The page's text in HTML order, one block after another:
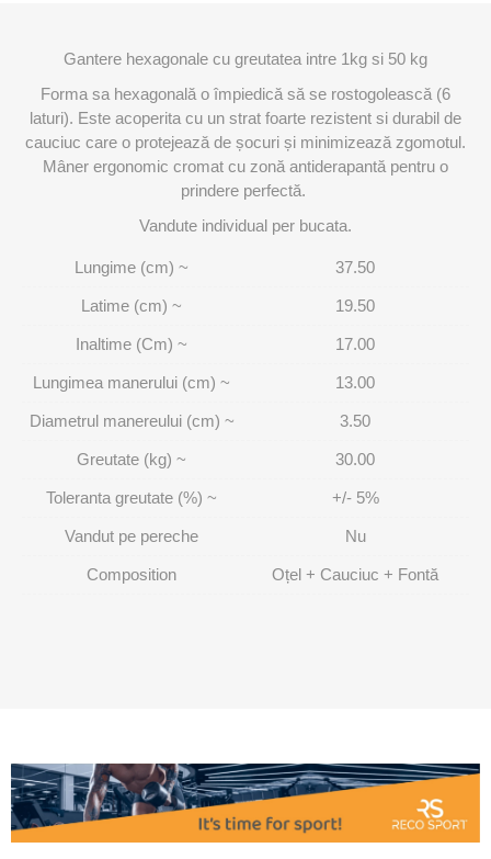
Gantere hexagonale cu greutatea intre 1kg si 50 kg
Forma sa hexagonală o împiedică să se rostogolească (6
laturi). Este acoperita cu un strat foarte rezistent si durabil de
cauciuc care o protejează de șocuri și minimizează zgomotul.
Mâner ergonomic cromat cu zonă antiderapantă pentru o
prindere perfectă.
Vandute individual per bucata.
Lungime (cm) ~ 37.50
Latime (cm) ~ 19.50
Inaltime (Cm) ~ 17.00
Lungimea manerului (cm) ~ 13.00
Diametrul manereului (cm) ~ 3.50
Greutate (kg) ~ 30.00
Toleranta greutate (%) ~ +/- 5%
Vandut pe pereche Nu
Composition Oțel + Cauciuc + Fontă